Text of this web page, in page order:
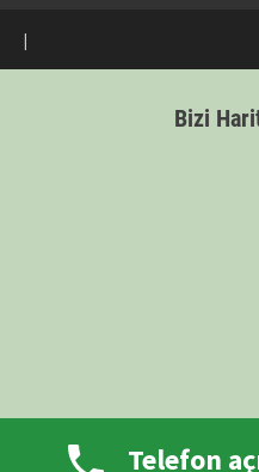
|
Bizi
Telefon